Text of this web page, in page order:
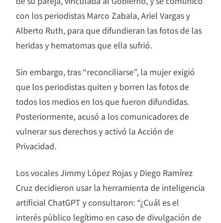
con los periodistas Marco Zabala, Ariel Vargas y
Alberto Ruth, para que difundieran las fotos de las
heridas y hematomas que ella sufrió.
Sin embargo, tras “reconciliarse”, la mujer exigió
que los periodistas quiten y borren las fotos de
todos los medios en los que fueron difundidas.
Posteriormente, acusó a los comunicadores de
vulnerar sus derechos y activó la Acción de
Privacidad.
Los vocales Jimmy López Rojas y Diego Ramírez
Cruz decidieron usar la herramienta de inteligencia
artificial ChatGPT y consultaron: “¿Cuál es el
interés público legítimo en caso de divulgación de